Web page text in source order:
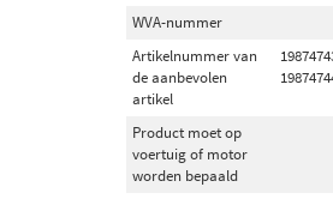
WVA-nummer
Artikelnummer van
de aanbevolen
artikel
Product moet op
voertuig of motor
worden bepaald